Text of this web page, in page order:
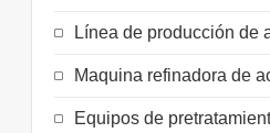
Línea de producción de
Maquina refinadora de
Equipos de